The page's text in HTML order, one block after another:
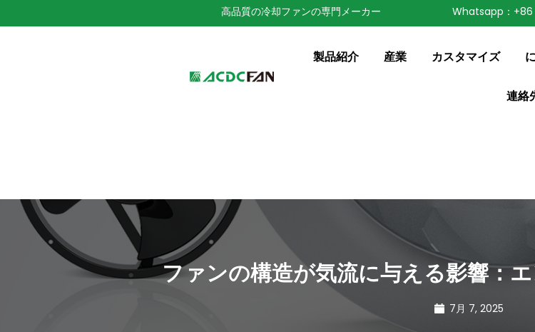
We've detected you might be speaking a different
高品質の冷却ファンの専門メーカー Whatsapp：+86
製品紹介 産業 カスタマイズ
連絡
ファンの構造が気流に与える影響：
7月 7, 2025